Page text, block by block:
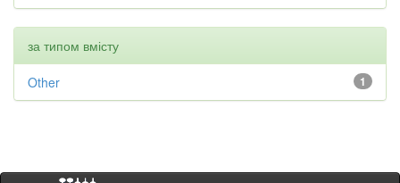
за типом вмісту
1
Other